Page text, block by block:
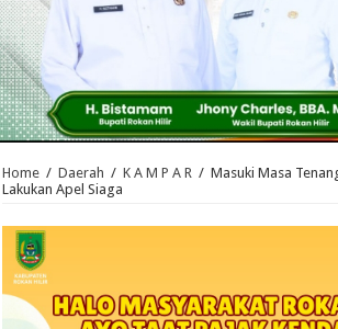
Home / Daerah / K A M P A R / Masuki Masa
Lakukan Apel Siaga